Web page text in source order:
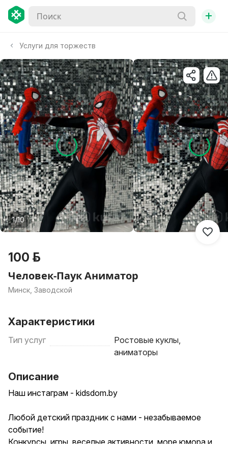
+
Услуги для торжеств
1/10
100 р.
Человек-Паук Аниматор
Минск, Заводской
Характеристики
Тип услуг
Ростовые куклы,
аниматоры
Описание
Наш инстаграм - kidsdom.by
Любой детский праздник с нами - незабываемое
событие!
Конкурсы, игры, веселые активности, море юмора и